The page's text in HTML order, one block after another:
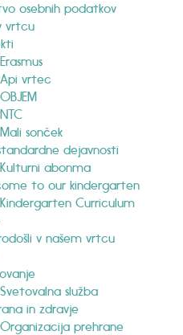
osebnih podatkov
vrtcu
Erasmus
Api vrtec
OBJEM
NTC
Mali sonček
dejavnosti
Kulturni abonma
to our kindergarten
Kindergarten Curriculum
v našem vrtcu
Svetovalna služba
in zdravje
Organizacija prehrane